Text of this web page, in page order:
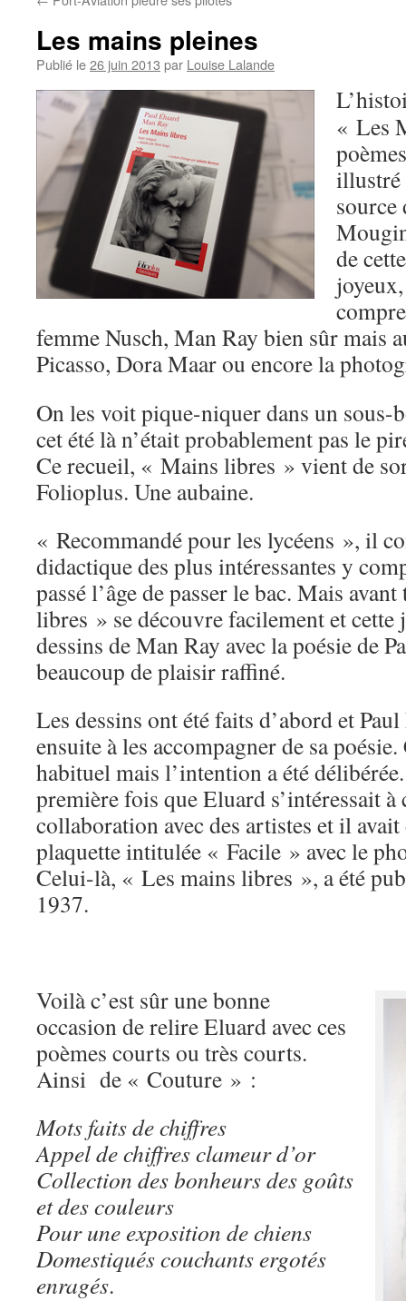
Les mains pleines
Publié le26 juin 2013 par Louise Lalande
« Les
illustré
source
de
femme Nusch, Man Ray bien sûr mais
Picasso, Dora Maar ou encore la
On les voit pique-niquer dans un sous-
cet été là n’était probablement pas le
Ce recueil, « Mains libres » vient de
Folioplus. Une aubaine.
« Recommandé pour les lycéens », il
didactique des plus intéressantes y
passé l’âge de passer le bac. Mais
libres » se découvre facilement et
dessins de Man Ray avec la poésie de
beaucoup de plaisir raffiné.
Les dessins ont été faits d’abord et
ensuite à les accompagner de sa poésie.
habituel mais l’intention a été
première fois que Eluard s’intéressait à
collaboration avec des artistes et il
plaquette intitulée « Facile » avec le
Celui-là, « Les mains libres », a été
1937.
Voilà c’est sûr une bonne
occasion de relire Eluard avec ces
poèmes courts ou très courts.
Ainsi de « Couture » :
Mots faits de chiffres
Appel de chiffres clameur d’or
Collection des bonheurs des goûts
et des couleurs
Pour une exposition de chiens
Domestiqués couchants ergotés
enragés.